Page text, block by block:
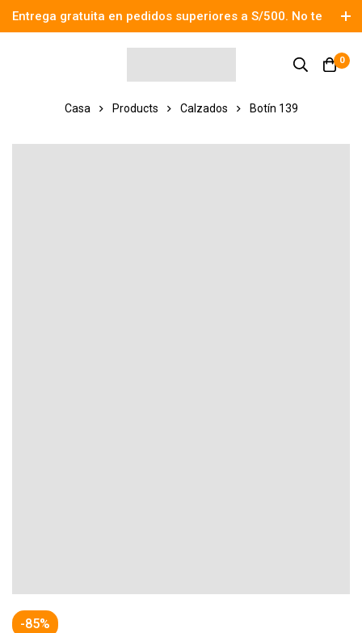
Entrega gratuita en pedidos superiores a S/500. No te
pierdas el descuento.
0
Casa Products Calzados Botín 139
-85%